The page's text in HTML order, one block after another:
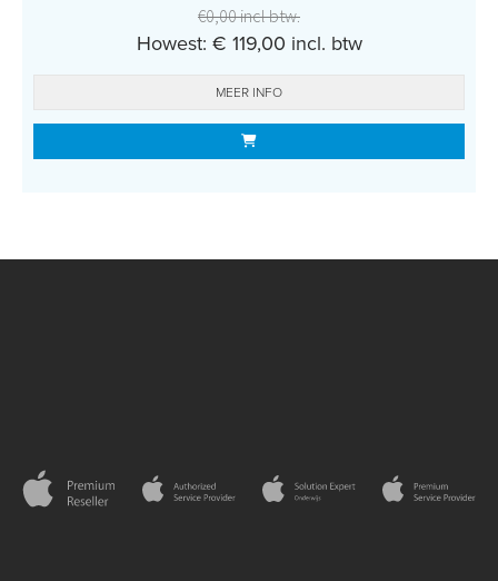
€0,00 incl btw.
Howest: € 119,00 incl. btw
MEER INFO